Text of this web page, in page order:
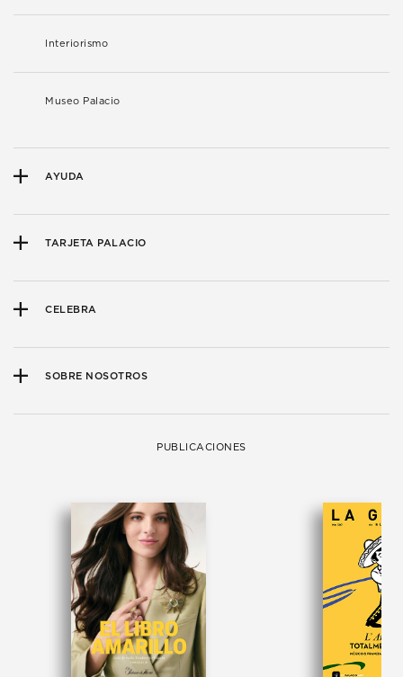
Interiorismo
Museo Palacio
AYUDA
TARJETA PALACIO
CELEBRA
SOBRE NOSOTROS
PUBLICACIONES